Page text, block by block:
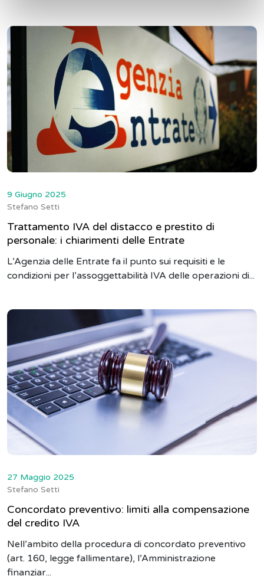
9 Giugno 2025
Stefano Setti
Trattamento IVA del distacco e prestito di
personale: i chiarimenti delle Entrate
L’Agenzia delle Entrate fa il punto sui requisiti e le
condizioni per l’assoggettabilità IVA delle operazioni di...
27 Maggio 2025
Stefano Setti
Concordato preventivo: limiti alla compensazione
del credito IVA
Nell’ambito della procedura di concordato preventivo
(art. 160, legge fallimentare), l’Amministrazione
finanziar...